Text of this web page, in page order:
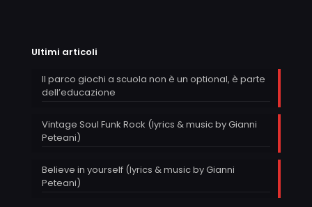
Ultimi articoli
Il parco giochi a scuola non è un optional, è parte
dell’educazione
Vintage Soul Funk Rock (lyrics & music by Gianni
Peteani)
Believe in yourself (lyrics & music by Gianni
Peteani)